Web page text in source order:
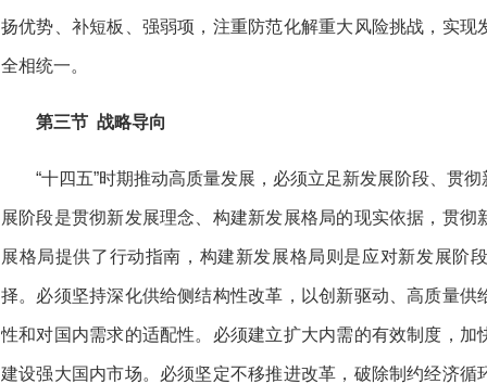
扬优势、补短板、强弱项，注重防范化解重大风险挑战，实
全相统一。
第三节 战略导向
“十四五”时期推动高质量发展，必须立足新发展阶段、贯
展阶段是贯彻新发展理念、构建新发展格局的现实依据，贯
展格局提供了行动指南，构建新发展格局则是应对新发展阶
择。必须坚持深化供给侧结构性改革，以创新驱动、高质量
性和对国内需求的适配性。必须建立扩大内需的有效制度，
建设强大国内市场。必须坚定不移推进改革，破除制约经济